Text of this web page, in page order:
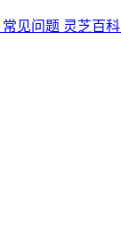
常见问题 灵芝百科